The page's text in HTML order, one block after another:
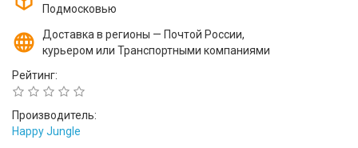
Подмосковью
Доставка в регионы — Почтой России,
курьером или Транспортными компаниями
Рейтинг:
Производитель:
Happy Jungle